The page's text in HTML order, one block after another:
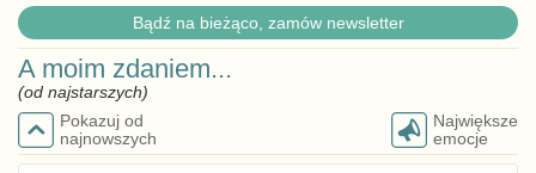
Bądź na bieżąco, zamów newsletter
A moim zdaniem...
(od najstarszych)
Pokazuj od
najnowszych
Największe
emocje